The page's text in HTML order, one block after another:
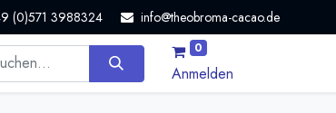
(0)571 3988324 info@theobroma-cacao.de
0
Anmelden